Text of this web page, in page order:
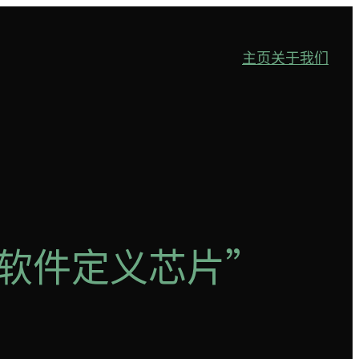
主页关于我们
件定义芯片”